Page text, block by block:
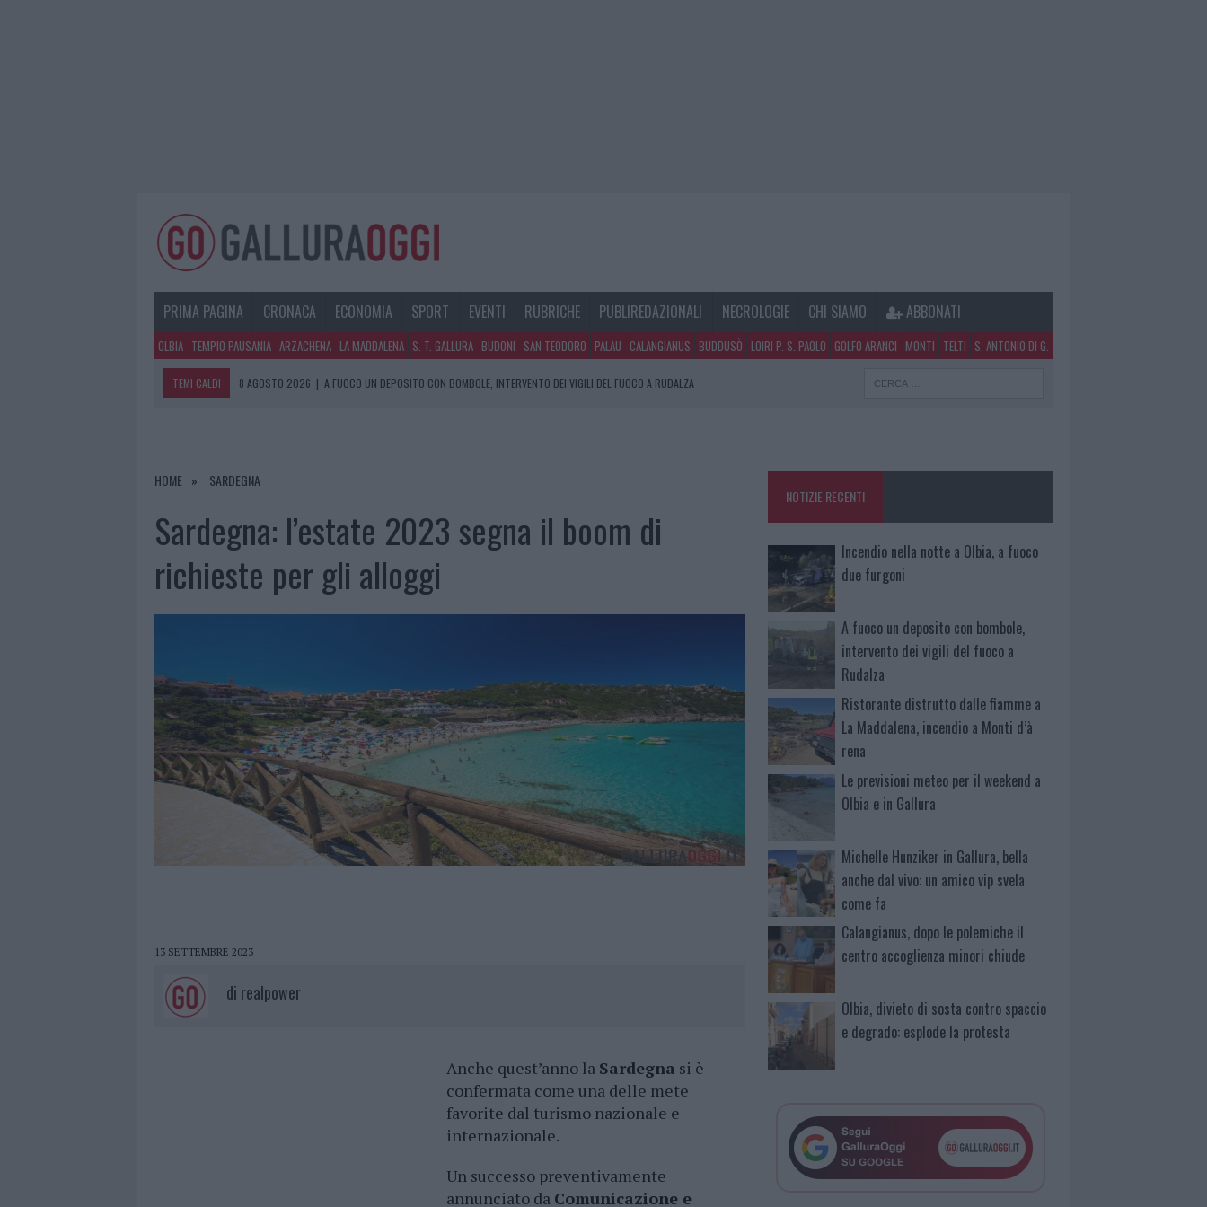
PRIMA PAGINA CRONACA ECONOMIA SPORT EVENTI RUBRICHE PUBLIREDAZIONALI NECROLOGIE CHI SIAMO ABBONATI
OLBIA TEMPIO PAUSANIA ARZACHENA LA MADDALENA S. T. GALLURA BUDONI SAN TEODORO PALAU CALANGIANUS BUDDUSÒ LOIRI P. S. PAOLO GOLFO ARANCI MONTI TELTI S. ANTONIO DI G.
TEMI CALDI 8 AGOSTO 2026 | A FUOCO UN DEPOSITO CON BOMBOLE, INTERVENTO DEI VIGILI DEL FUOCO A RUDALZA
7 AGOSTO 2026
HOME SARDEGNA
Sardegna: l’estate 2023 segna il boom di
richieste per gli alloggi
13 SETTEMBRE 2023
di realpower
Anche quest’anno la Sardegna si è
confermata come una delle mete
favorite dal turismo nazionale e
internazionale.
Un successo preventivamente
annunciato da Comunicazione e
NOTIZIE RECENTI
Incendio nella notte a Olbia, a fuoco
due furgoni
A fuoco un deposito con bombole,
intervento dei vigili del fuoco a
Rudalza
Ristorante distrutto dalle fiamme a
La Maddalena, incendio a Monti d’à
rena
Le previsioni meteo per il weekend a
Olbia e in Gallura
Michelle Hunziker in Gallura, bella
anche dal vivo: un amico vip svela
come fa
Calangianus, dopo le polemiche il
centro accoglienza minori chiude
Olbia, divieto di sosta contro spaccio
e degrado: esplode la protesta